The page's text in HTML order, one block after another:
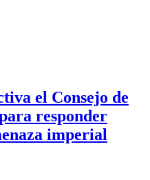
el Consejo de
responder
imperial